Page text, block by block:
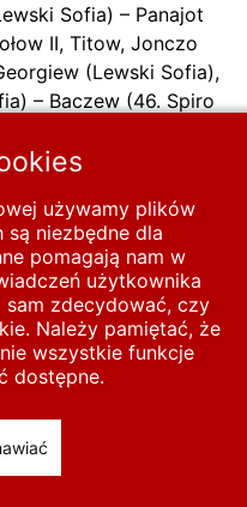
Sofia) – Panajot
II, Titow, Jonczo
(Lewski Sofia),
– Baczew (46. Spiro
Sofia), Ugalow.
Warszawa – Polska B
Następna
Następna
1947-1960
1957
B 3-3
internetowe
używamy plików
niezbędne dla
pomagają nam w
użytkownika
sam zdecydować, czy
Należy pamiętać, że
wszystkie funkcje
dostępne.